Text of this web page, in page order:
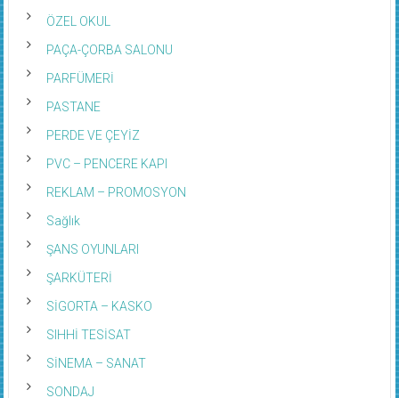
ÖZEL OKUL
PAÇA-ÇORBA SALONU
PARFÜMERİ
PASTANE
PERDE VE ÇEYİZ
PVC – PENCERE KAPI
REKLAM – PROMOSYON
Sağlık
ŞANS OYUNLARI
ŞARKÜTERİ
SİGORTA – KASKO
SIHHİ TESİSAT
SİNEMA – SANAT
SONDAJ